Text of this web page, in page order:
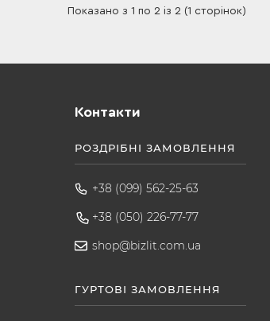
Показано з 1 по 2 із 2 (1 сторінок)
Контакти
РОЗДРІБНІ ЗАМОВЛЕННЯ
+38 (099) 562-25-63
+38 (050) 226-77-77
shop@bizlit.com.ua
ГУРТОВІ ЗАМОВЛЕННЯ